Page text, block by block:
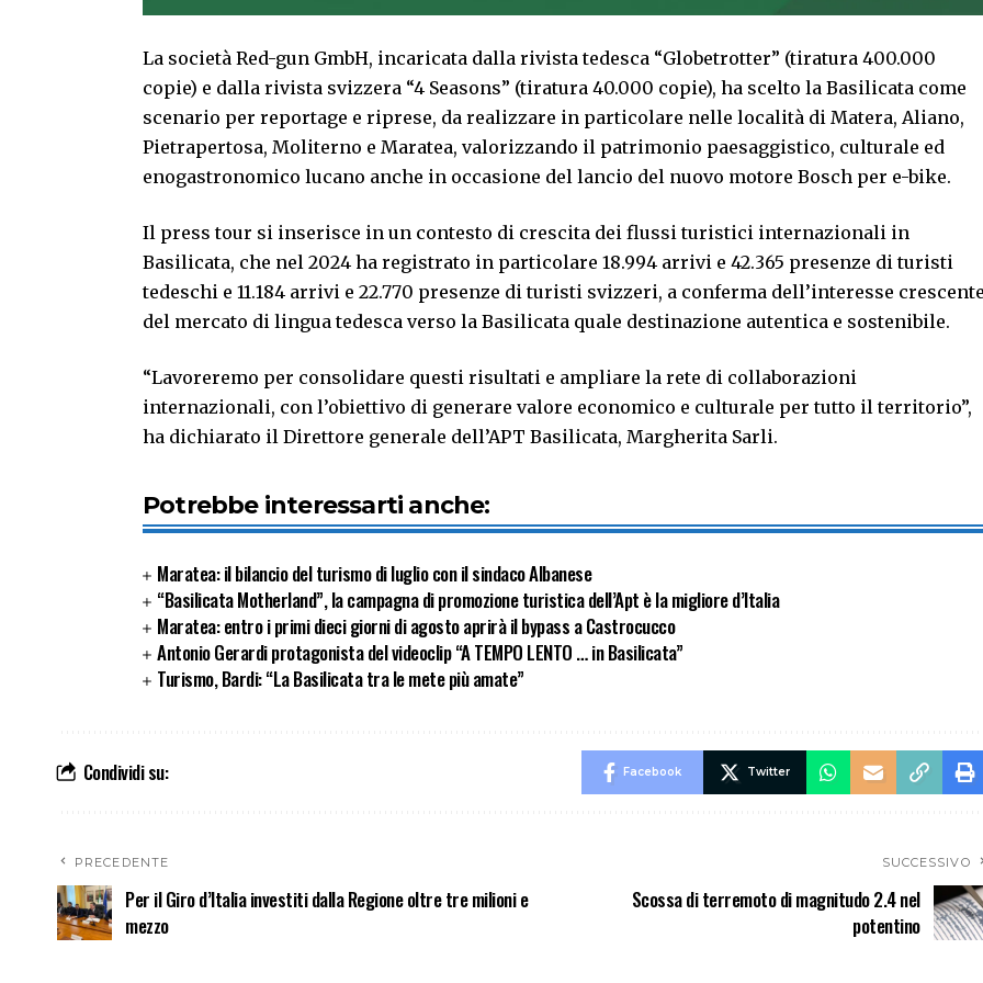
La società Red-gun GmbH, incaricata dalla rivista tedesca “Globetrotter” (tiratura 400.000
copie) e dalla rivista svizzera “4 Seasons” (tiratura 40.000 copie), ha scelto la Basilicata come
scenario per reportage e riprese, da realizzare in particolare nelle località di Matera, Aliano,
Pietrapertosa, Moliterno e Maratea, valorizzando il patrimonio paesaggistico, culturale ed
enogastronomico lucano anche in occasione del lancio del nuovo motore Bosch per e-bike.
Il press tour si inserisce in un contesto di crescita dei flussi turistici internazionali in
Basilicata, che nel 2024 ha registrato in particolare 18.994 arrivi e 42.365 presenze di turisti
tedeschi e 11.184 arrivi e 22.770 presenze di turisti svizzeri, a conferma dell’interesse
del mercato di lingua tedesca verso la Basilicata quale destinazione autentica e sostenibile.
“Lavoreremo per consolidare questi risultati e ampliare la rete di collaborazioni
internazionali, con l’obiettivo di generare valore economico e culturale per tutto il territorio”,
ha dichiarato il Direttore generale dell’APT Basilicata, Margherita Sarli.
Potrebbe interessarti anche:
Maratea: il bilancio del turismo di luglio con il sindaco Albanese
“Basilicata Motherland”, la campagna di promozione turistica dell’Apt è la migliore d’Italia
Maratea: entro i primi dieci giorni di agosto aprirà il bypass a Castrocucco
Antonio Gerardi protagonista del videoclip “A TEMPO LENTO … in Basilicata”
Turismo, Bardi: “La Basilicata tra le mete più amate”
Condividi su: Facebook Twitter
PRECEDENTE
Per il Giro d’Italia investiti dalla Regione oltre tre milioni e
mezzo
SUCCESSIVO
Scossa di terremoto di magnitudo 2.4 nel
potentino